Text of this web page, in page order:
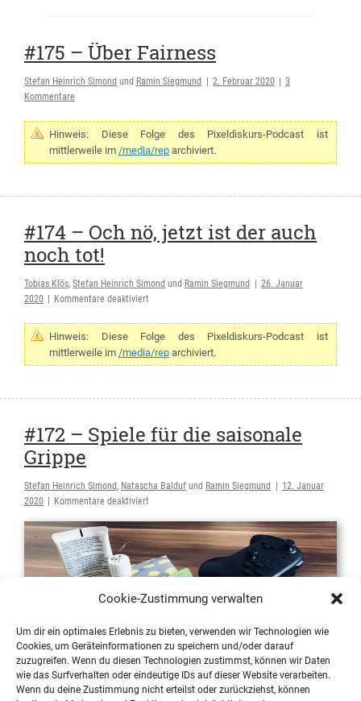
Cookie-Zustimmung verwalten
Um dir ein optimales Erlebnis zu bieten, verwenden wir Technologien wie
Cookies, um Geräteinformationen zu speichern und/oder darauf
zuzugreifen. Wenn du diesen Technologien zustimmst, können wir Daten
wie das Surfverhalten oder eindeutige IDs auf dieser Website verarbeiten.
Wenn du deine Zustimmung nicht erteilst oder zurückziehst, können
#175 – Über Fairness
Stefan Heinrich Simond und Ramin Siegmund 2. Februar 2020
3
Kommentare
Hinweis: Diese Folge des Pixeldiskurs-Podcast ist
mittlerweile im /media/rep archiviert.
#174 – Och nö, jetzt ist der auch
noch tot!
Tobias Klös, Stefan Heinrich Simond und Ramin Siegmund
26. Januar
2020
Kommentare deaktiviert
Och
nö,
noch
Hinweis: Diese Folge des Pixeldiskurs-Podcast ist
mittlerweile im /media/rep archiviert.
#172 – Spiele für die saisonale
Grippe
Stefan Heinrich Simond, Natascha Balduf und Ramin Siegmund
12. Januar
2020
Kommentare deaktiviert
–
Spiele
für
die
saisonale
Hinweis: Diese Folge des Pixeldiskurs-Podcast ist
mittlerweile im/media/reparchiviert.